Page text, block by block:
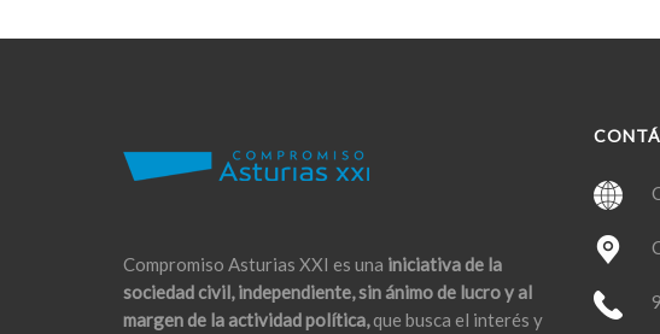
Compromiso Asturias XXI es una iniciativa de la
sociedad civil, independiente, sin ánimo de lucro y al
margen de la actividad política,que busca el interés y
C/